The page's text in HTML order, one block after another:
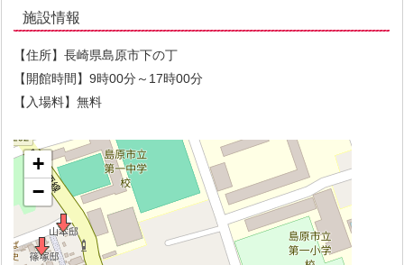
施設情報
【住所】長崎県島原市下の丁
【開館時間】9時00分～17時00分
【入場料】無料